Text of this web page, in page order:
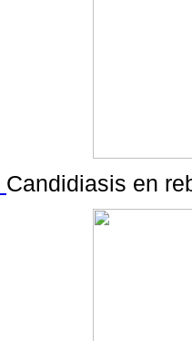
Candidiasis en